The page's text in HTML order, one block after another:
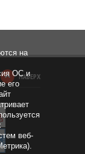
НАВЕРХ
на
ОС и
его
веб-